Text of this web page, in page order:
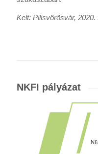
Kelt: Pilisvörösvár, 2020.
NKFI pályázat